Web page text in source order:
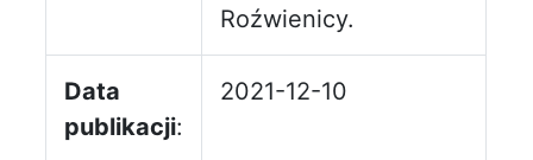
Roźwienicy.
Data
publikacji:
2021-12-10